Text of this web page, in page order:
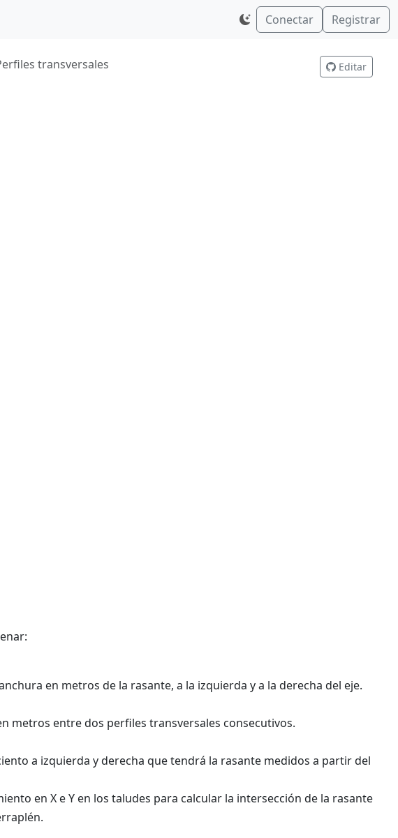
Conectar Registrar
transversales Editar
en metros de la rasante, a la izquierda y a la derecha del eje.
metros entre dos perfiles transversales consecutivos.
a izquierda y derecha que tendrá la rasante medidos a partir del
en X e Y en los taludes para calcular la intersección de la rasante